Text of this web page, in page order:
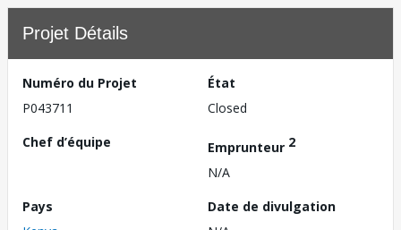
Projet Détails
Numéro du Projet
P043711
État
Closed
Chef d’équipe
Emprunteur 2
N/A
Pays
Date de divulgation